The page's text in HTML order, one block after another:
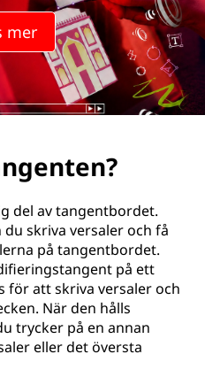
mer
del av tangentbordet.
skriva versaler och få
på tangentbordet.
på ett
för att skriva versaler och
När den hålls
trycker på en annan
eller det översta